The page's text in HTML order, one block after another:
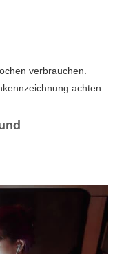
verbrauchen.
achten.